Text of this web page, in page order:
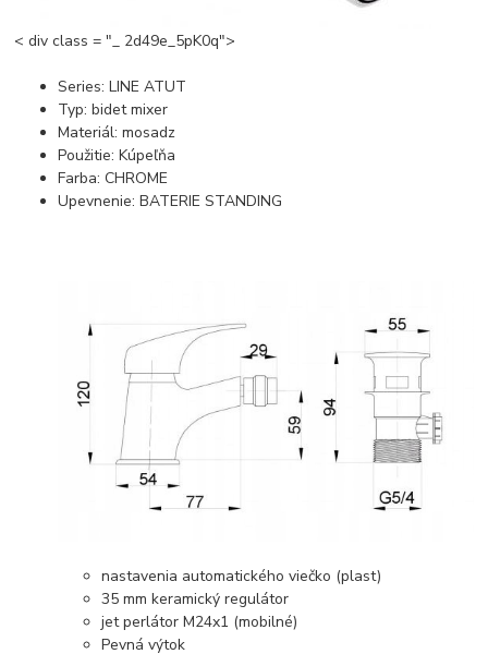
< div class = "_ 2d49e_5pK0q">
Series: LINE ATUT
Typ: bidet mixer
Materiál: mosadz
Použitie: Kúpeľňa
Farba: CHROME
Upevnenie: BATERIE STANDING
nastavenia automatického viečko (plast)
35 mm keramický regulátor
jet perlátor M24x1 (mobilné)
Pevná výtok